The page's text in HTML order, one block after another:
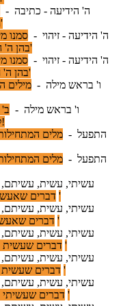
ה' הידיעה - כתיבה -
הידיעה ב'
ה' הידיעה - זיהוי - סמנו
בהן ה' הידיעה א'
ה' הידיעה - זיהוי - סמנו
בהן ה' הידיעה ב'
ו' בראש מילה - מילים
ו' בראש מילה - ב'
להתבלבל!
התפעל - מלים
התפעל - מלים
עשיתי, עשית,
דברים שאעשה מחר א'
עשיתי, עשית,
דברים שאעשה מחר ב'
עשיתי, עשית,
דברים שעשית אתמול א'
עשיתי, עשית,
דברים שעשית אתמול ב'
עשיתי, עשית,
דברים שעשיתי אתמול א'